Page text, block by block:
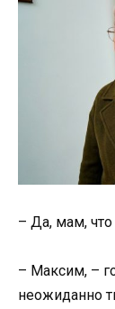
– Да, мам, что
– Максим, –
неожиданно